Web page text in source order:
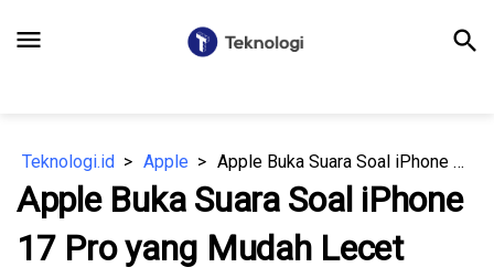
menu search
Teknologi.id Apple Apple Buka Suara Soal iPhone 17 Pro yang Mudah Lecet
Apple Buka Suara Soal iPhone
17 Pro yang Mudah Lecet